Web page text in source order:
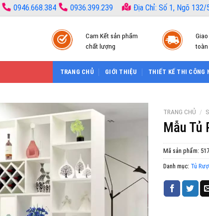
0946.668.384 0936.399.239 Địa Chỉ: Số 1, Ngõ 132/
Cam Kết sản phẩm
chất lượng
TRANG CHỦ GIỚI THIỆU THIẾT KẾ THI CÔNG
TRANG CHỦ /
Mẫu Tủ
Mã sản phẩm:
Danh mục: Tủ